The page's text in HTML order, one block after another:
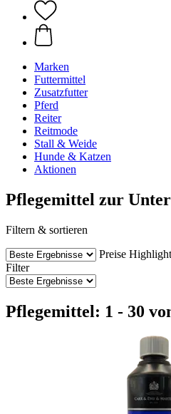
Marken
Futtermittel
Zusatzfutter
Pferd
Reiter
Reitmode
Stall & Weide
Hunde & Katzen
Aktionen
Pflegemittel zur
Filtern & sortieren
Preise
Filter
Pflegemittel: 1 - 30